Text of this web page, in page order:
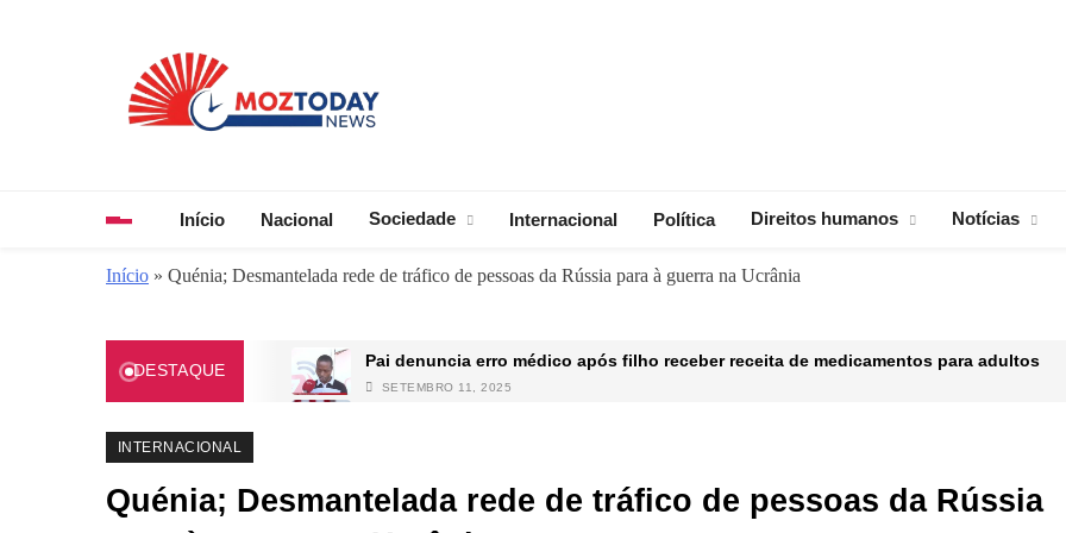
Início Nacional Sociedade Internacional Política Direitos humanos Notícias
Início » Quénia; Desmantelada rede de tráfico de pessoas da Rússia para à guerra na Ucrânia
DESTAQUE
Pai denuncia erro médico após filho receber receita de medicamentos para adultos
SETEMBRO 11, 2025
SETEMBRO 7, 2025
Ministério da Educação poderá ser julgado nos próximos dias
INTERNACIONAL
Quénia; Desmantelada rede de tráfico de pessoas da Rússia